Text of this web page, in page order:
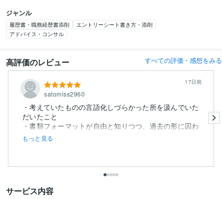
ジャンル
履歴書・職務経歴書添削
エントリーシート書き方・添削
アドバイス・コンサル
高評価のレビュー すべての評価・感想をみる
satomiss2960
17日前
・考えていたものの言語化しづらかった所を汲んでいた
だいたこと
・書類フォーマットが自由と知りつつ、過去の形に囚わ
れてしま...
もっと見る
サービス内容